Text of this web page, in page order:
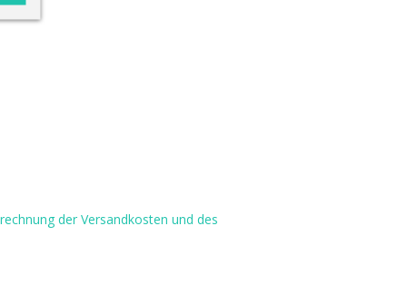
der Versandkosten und des